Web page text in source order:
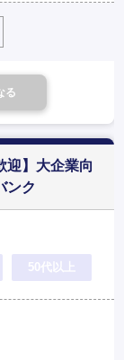
る
迎】大企業向
ンク
50代以上